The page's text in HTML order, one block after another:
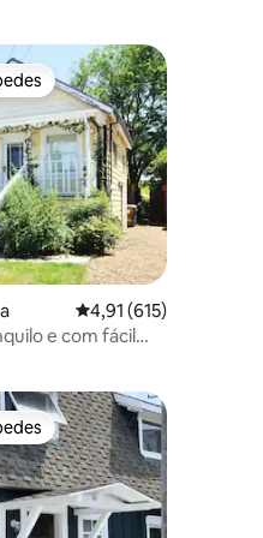
avaliações
dos hóspedes
4,91 de uma avaliação
4,91 (615)
e com fácil
dos hóspedes